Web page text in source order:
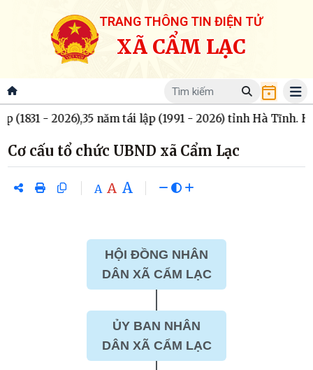
TRANG THÔNG TIN ĐIỆN TỬ
XÃ CẨM LẠC
- 2026),35 năm tái lập (1991 - 2026) tỉnh Hà Tĩnh.
Cơ cấu tổ chức UBND xã Cẩm Lạc
A A A
HỘI ĐỒNG NHÂN
DÂN XÃ CẨM LẠC
ỦY BAN NHÂN
DÂN XÃ CẨM LẠC